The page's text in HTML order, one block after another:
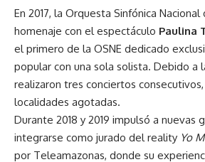
En 2017, la Orquesta Sinfónica
homenaje con el espectáculo Paulina
el primero de la OSNE dedicado
popular con una sola solista. Debido a
realizaron tres conciertos
localidades agotadas.
Durante 2018 y 2019 impulsó a nuevas
integrarse como jurado del reality Yo
por Teleamazonas, donde su